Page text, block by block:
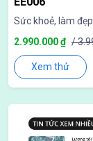
Sức khoẻ, làm đẹp
2.990.000 ₫ /
Xem thử